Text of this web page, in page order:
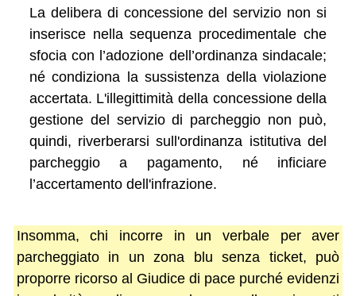
La delibera di concessione del servizio non si
inserisce nella sequenza procedimentale che
sfocia con l’adozione dell’ordinanza sindacale;
né condiziona la sussistenza della violazione
accertata. L'illegittimità della concessione della
gestione del servizio di parcheggio non può,
quindi, riverberarsi sull'ordinanza istitutiva del
parcheggio a pagamento, né inficiare
l’accertamento dell'infrazione.
Insomma, chi incorre in un verbale per aver
parcheggiato in un zona blu senza ticket, può
proporre ricorso al Giudice di pace purché evidenzi